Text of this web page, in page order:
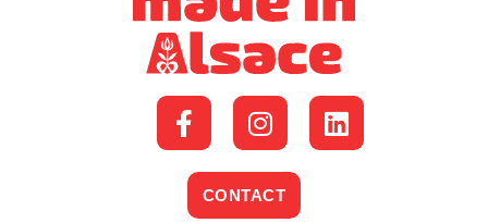
CONTACT